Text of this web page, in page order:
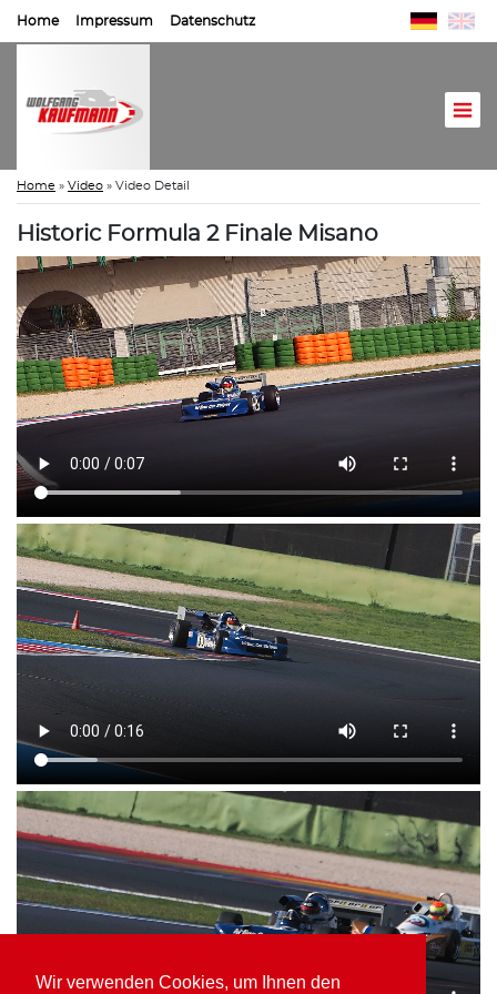
Wir verwenden Cookies, um Ihnen den
Home Impressum Datenschutz
Home » Video » Video Detail
Historic Formula 2 Finale Misano